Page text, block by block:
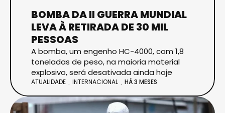
BOMBA DA II GUERRA MUNDIAL
LEVA À RETIRADA DE 30 MIL
PESSOAS
A bomba, um engenho HC-4000, com 1,8
toneladas de peso, na maioria material
explosivo, será desativada ainda hoje
ATUALIDADE INTERNACIONAL HÁ 3 MESES